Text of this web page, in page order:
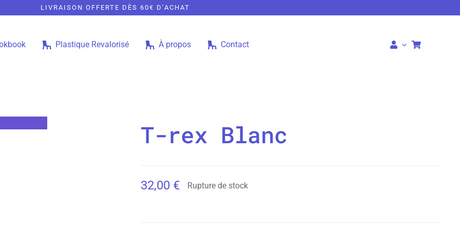
LIVRAISON OFFERTE DÈS 60€ D’ACHAT
Plastique Revalorisé À propos Contact
T-rex Blanc
32,00 € Rupture de stock